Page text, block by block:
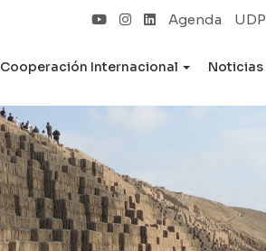
Agenda UDP
Cooperación Internacional Noticias